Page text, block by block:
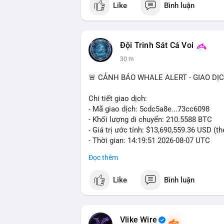
$btc $eth
📰 Nguồn: CoinDesk
Like Bình luận
Đội Trinh Sát Cá Voi
30 m
🚨 CẢNH BÁO WHALE ALERT - GIAO
Chi tiết giao dịch:
- Mã giao dịch: 5cdc5a8e...73cc6098
- Khối lượng di chuyển: 210.5588 BTC
- Giá trị ước tính: $13,690,559.36 USD
- Thời gian: 14:19:51 2026-08-07 UTC
Nhận định phân tích hành vi của Cá voi
Lời khuyên ngắn gọn cho nhà đầu tư nhỏ
phải là các từ khóa cụ thể xuất hiện
Đọc thêm
Like Bình luận
Vlike Wire